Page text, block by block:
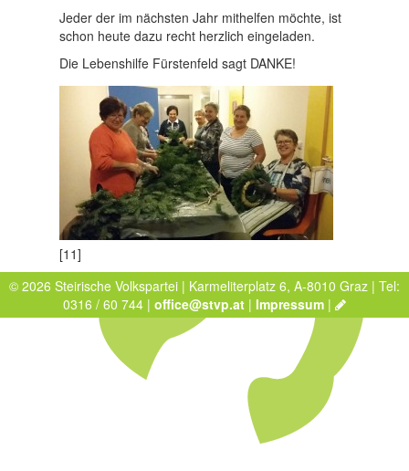
Jeder der im nächsten Jahr mithelfen möchte, ist
schon heute dazu recht herzlich eingeladen.
Die Lebenshilfe Fürstenfeld sagt DANKE!
[11]
© 2026 Steirische Volkspartei | Karmeliterplatz 6, A-8010 Graz | Tel:
0316 / 60 744 | office@stvp.at | Impressum |